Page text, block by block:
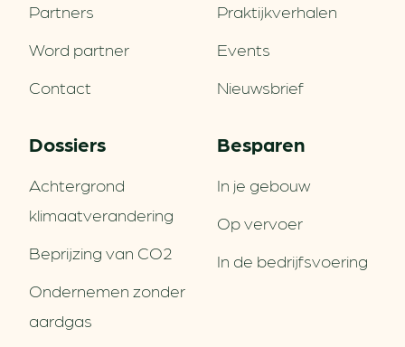
Partners
Word partner
Contact
Praktijkverhalen
Events
Nieuwsbrief
Dossiers
Achtergrond
klimaatverandering
Beprijzing van CO2
Ondernemen zonder
aardgas
Besparen
In je gebouw
Op vervoer
In de bedrijfsvoering